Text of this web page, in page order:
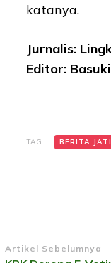
katanya.
Jurnalis:
Editor: Basuki
TAG: BERITA
Navigasi
Artikel Sebelumnya